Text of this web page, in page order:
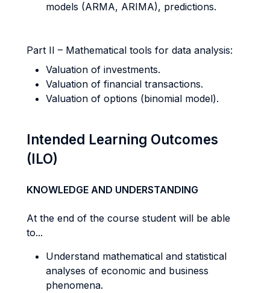
models (ARMA, ARIMA), predictions.
Part II – Mathematical tools for data analysis:
Valuation of investments.
Valuation of financial transactions.
Valuation of options (binomial model).
Intended Learning Outcomes
(ILO)
KNOWLEDGE AND UNDERSTANDING
At the end of the course student will be able
to...
Understand mathematical and statistical
analyses of economic and business
phenomena.